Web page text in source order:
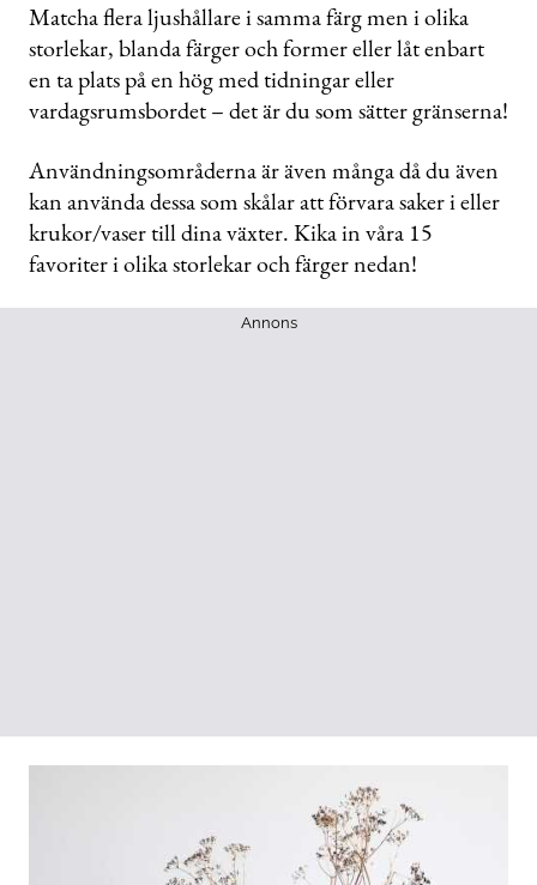
Matcha flera ljushållare i samma färg men i olika
storlekar, blanda färger och former eller låt enbart
en ta plats på en hög med tidningar eller
vardagsrumsbordet – det är du som sätter gränserna!
Användningsområderna är även många då du även
kan använda dessa som skålar att förvara saker i eller
krukor/vaser till dina växter. Kika in våra 15
favoriter i olika storlekar och färger nedan!
Annons